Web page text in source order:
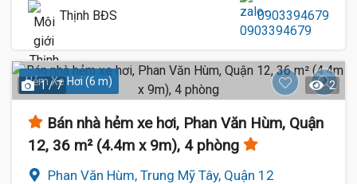
Thịnh BĐS 0903394679
Hẻm Xe Hơi (6 m)
1 / 7 2
Bán nhà hẻm xe hơi, Phan Văn Hùm, Quận
12, 36 m² (4.4m x 9m), 4 phòng
Phan Văn Hùm, Trung Mỹ Tây, Quận 12